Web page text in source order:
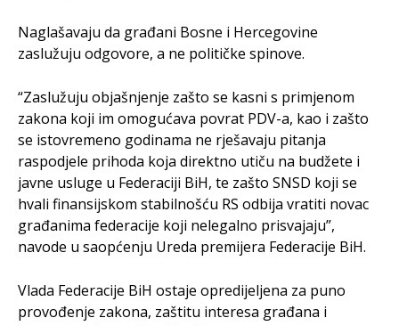
Naglašavaju da građani Bosne i Hercegovine
zaslužuju odgovore, a ne političke spinove.
“Zaslužuju objašnjenje zašto se kasni s primjenom
zakona koji im omogućava povrat PDV-a, kao i zašto
se istovremeno godinama ne rješavaju pitanja
raspodjele prihoda koja direktno utiču na budžete i
javne usluge u Federaciji BiH, te zašto SNSD koji se
hvali finansijskom stabilnošću RS odbija vratiti novac
građanima federacije koji nelegalno prisvajaju”,
navode u saopćenju Ureda premijera Federacije BiH.
Vlada Federacije BiH ostaje opredijeljena za puno
provođenje zakona, zaštitu interesa građana i